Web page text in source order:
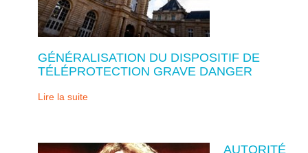
GÉNÉRALISATION DU DISPOSITIF DE
TÉLÉPROTECTION GRAVE DANGER
Lire la suite
AUTORITÉ